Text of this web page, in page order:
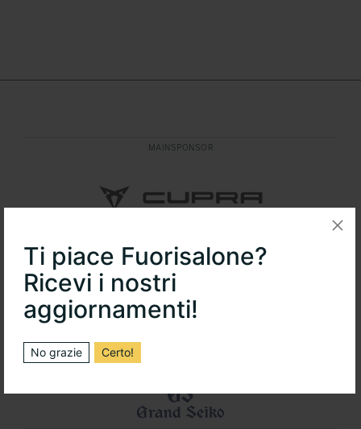
MAINSPONSOR
MAINSPONSOR
OFFICIAL TIMEKEEPER FUORISALONE
Ti piace Fuorisalone?
Ricevi i nostri
aggiornamenti!
No grazie Certo!